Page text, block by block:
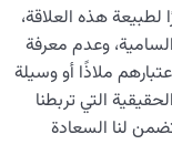
0/11
0/8
لطبيعة هذه العلاقة،
وعدم معرفة
ملاذًا أو وسيلة
التي تربطنا
لنا السعادة